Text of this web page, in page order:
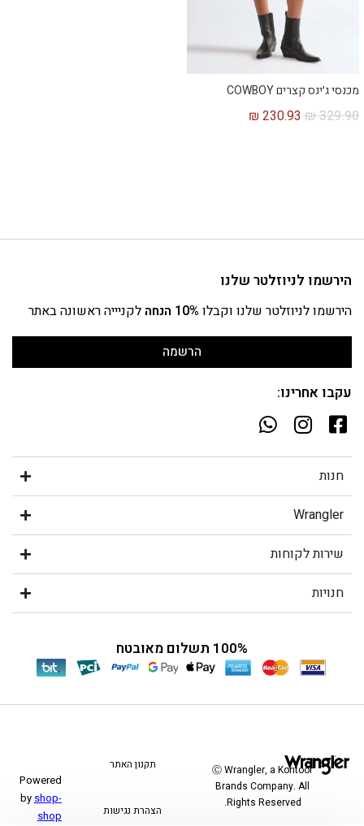
מכנסי ג׳ינס קצרים COWBOY
₪329.90
₪ 230.93
הירשמו לניוזלטר שלנו
הירשמו לניוזלטר שלנו וקבלו 10% הנחה לקניייה ראשונה באתר
הרשמה
עקבו אחרינו:
חנות
Wrangler
שירות לקוחות
חנויות
100% תשלום מאובטח
Ⓒ Wrangler, a Kontoor
Brands Company. All
Rights Reserved.
תקנון האתר
הצהרת נגישות
Powered
by shop-
shop